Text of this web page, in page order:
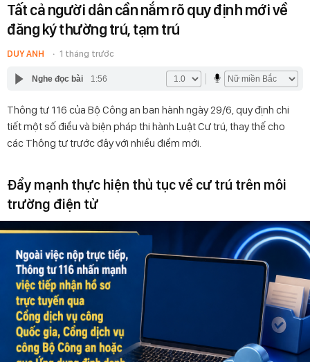
Tất cả người dân cần nắm rõ quy định mới về
đăng ký thường trú, tạm trú
DUY ANH 1 tháng trước
Nghe đọc bài 1:56
Thông tư 116 của Bộ Công an ban hành ngày 29/6, quy định chi
tiết một số điều và biện pháp thi hành Luật Cư trú, thay thế cho
các Thông tư trước đây với nhiều điểm mới.
Đẩy mạnh thực hiện thủ tục về cư trú trên môi
trường điện tử